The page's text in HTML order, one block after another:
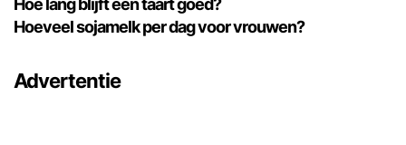
Hoe lang blijft een taart goed?
Hoeveel sojamelk per dag voor vrouwen?
Advertentie